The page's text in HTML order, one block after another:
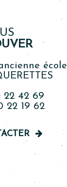
école
22 42 69
22 19 62